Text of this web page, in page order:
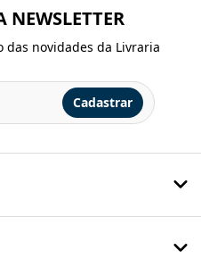
NEWSLETTER
das novidades da Livraria
Cadastrar